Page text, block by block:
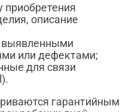
приобретения
описание
выявленными
или дефектами;
для связи
гарантийным